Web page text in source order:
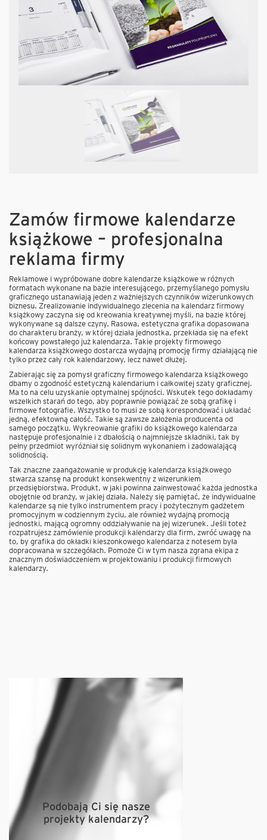
Zamów firmowe kalendarze
książkowe – profesjonalna
reklama firmy
Reklamowe i wypróbowane dobre kalendarze książkowe w różnych
formatach wykonane na bazie interesującego, przemyślanego pomysłu
graficznego ustanawiają jeden z ważniejszych czynników wizerunkowych
biznesu. Zrealizowanie indywidualnego zlecenia na kalendarz firmowy
książkowy zaczyna się od kreowania kreatywnej myśli, na bazie której
wykonywane są dalsze czyny. Rasowa, estetyczna grafika dopasowana
do charakteru branży, w której działa jednostka, przekłada się na efekt
końcowy powstałego już kalendarza. Takie projekty firmowego
kalendarza książkowego dostarcza wydajną promocję firmy działającą nie
tylko przez cały rok kalendarzowy, lecz nawet dłużej.
Zabierając się za pomysł graficzny firmowego kalendarza książkowego
dbamy o zgodność estetyczną kalendarium i całkowitej szaty graficznej.
Ma to na celu uzyskanie optymalnej spójności. Wskutek tego dokładamy
wszelkich starań do tego, aby poprawnie powiązać ze sobą grafikę i
firmowe fotografie. Wszystko to musi ze sobą korespondować i układać
jedną, efektowną całość. Takie są zawsze założenia producenta od
samego początku. Wykreowanie grafiki do książkowego kalendarza
następuje profesjonalnie i z dbałością o najmniejsze składniki, tak by
pełny przedmiot wyróżniał się solidnym wykonaniem i zadowalającą
solidnością.
Tak znaczne zaangażowanie w produkcję kalendarza książkowego
stwarza szansę na produkt konsekwentny z wizerunkiem
przedsiębiorstwa. Produkt, w jaki powinna zainwestować każda jednostka
obojętnie od branży, w jakiej działa. Należy się pamiętać, że indywidualne
kalendarze są nie tylko instrumentem pracy i pożytecznym gadżetem
promocyjnym w codziennym życiu, ale również wydajną promocją
jednostki, mającą ogromny oddziaływanie na jej wizerunek. Jeśli toteż
rozpatrujesz zamówienie produkcji kalendarzy dla firm, zwróć uwagę na
to, by grafika do okładki kieszonkowego kalendarza z notesem była
dopracowana w szczegółach. Pomoże Ci w tym nasza zgrana ekipa z
znacznym doświadczeniem w projektowaniu i produkcji firmowych
kalendarzy.
Podobają Ci się nasze
projekty kalendarzy?